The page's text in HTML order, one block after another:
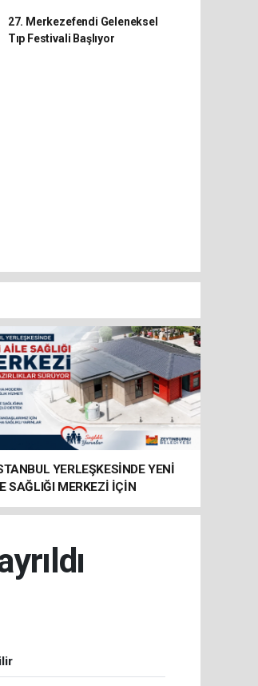
27. Merkezefendi Geleneksel
Tıp Festivali Başlıyor
YERLEŞKESİNDE YENİ
SAĞLIĞI MERKEZİ İÇİN
SÜRÜYOR